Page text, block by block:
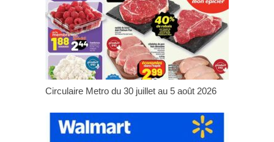
Circulaire Metro du 30 juillet au 5 août 2026